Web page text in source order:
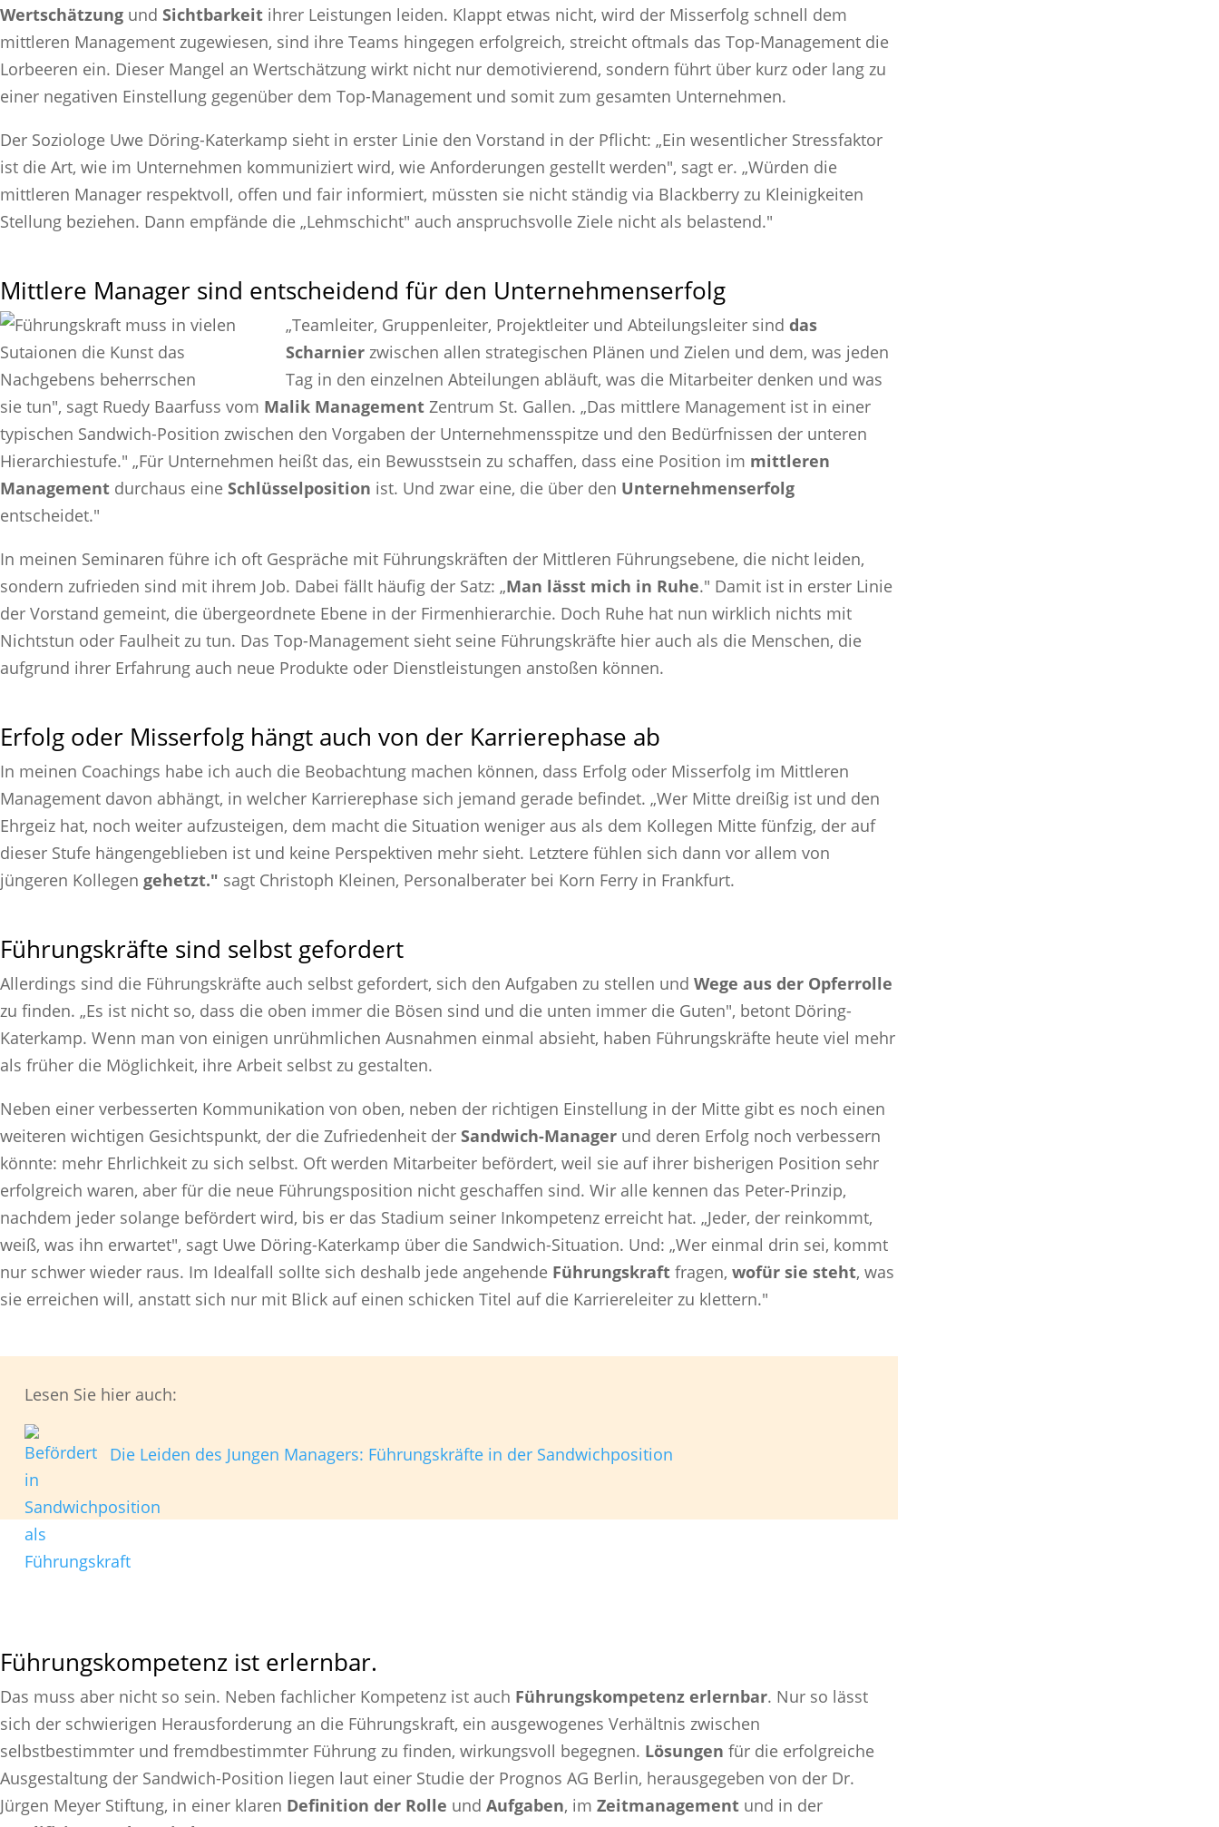
Wertschätzung und Sichtbarkeit ihrer Leistungen leiden. Klappt etwas nicht, wird der Misserfolg schnell dem
mittleren Management zugewiesen, sind ihre Teams hingegen erfolgreich, streicht oftmals das Top-Management die
Lorbeeren ein. Dieser Mangel an Wertschätzung wirkt nicht nur demotivierend, sondern führt über kurz oder lang zu
einer negativen Einstellung gegenüber dem Top-Management und somit zum gesamten Unternehmen.
Der Soziologe Uwe Döring-Katerkamp sieht in erster Linie den Vorstand in der Pflicht: „Ein wesentlicher Stressfaktor
ist die Art, wie im Unternehmen kommuniziert wird, wie Anforderungen gestellt werden", sagt er. „Würden die
mittleren Manager respektvoll, offen und fair informiert, müssten sie nicht ständig via Blackberry zu Kleinigkeiten
Stellung beziehen. Dann empfände die „Lehmschicht" auch anspruchsvolle Ziele nicht als belastend."
Mittlere Manager sind entscheidend für den Unternehmenserfolg
„Teamleiter, Gruppenleiter, Projektleiter und Abteilungsleiter sind das
Scharnier zwischen allen strategischen Plänen und Zielen und dem, was jeden
Tag in den einzelnen Abteilungen abläuft, was die Mitarbeiter denken und was
sie tun", sagt Ruedy Baarfuss vom Malik Management Zentrum St. Gallen. „Das mittlere Management ist in einer
typischen Sandwich-Position zwischen den Vorgaben der Unternehmensspitze und den Bedürfnissen der unteren
Hierarchiestufe." „Für Unternehmen heißt das, ein Bewusstsein zu schaffen, dass eine Position im mittleren
Management durchaus eine Schlüsselposition ist. Und zwar eine, die über den Unternehmenserfolg
entscheidet."
In meinen Seminaren führe ich oft Gespräche mit Führungskräften der Mittleren Führungsebene, die nicht leiden,
sondern zufrieden sind mit ihrem Job. Dabei fällt häufig der Satz: „Man lässt mich in Ruhe." Damit ist in erster Linie
der Vorstand gemeint, die übergeordnete Ebene in der Firmenhierarchie. Doch Ruhe hat nun wirklich nichts mit
Nichtstun oder Faulheit zu tun. Das Top-Management sieht seine Führungskräfte hier auch als die Menschen, die
aufgrund ihrer Erfahrung auch neue Produkte oder Dienstleistungen anstoßen können.
Erfolg oder Misserfolg hängt auch von der Karrierephase ab
In meinen Coachings habe ich auch die Beobachtung machen können, dass Erfolg oder Misserfolg im Mittleren
Management davon abhängt, in welcher Karrierephase sich jemand gerade befindet. „Wer Mitte dreißig ist und den
Ehrgeiz hat, noch weiter aufzusteigen, dem macht die Situation weniger aus als dem Kollegen Mitte fünfzig, der auf
dieser Stufe hängengeblieben ist und keine Perspektiven mehr sieht. Letztere fühlen sich dann vor allem von
jüngeren Kollegen gehetzt." sagt Christoph Kleinen, Personalberater bei Korn Ferry in Frankfurt.
Führungskräfte sind selbst gefordert
Allerdings sind die Führungskräfte auch selbst gefordert, sich den Aufgaben zu stellen und Wege aus der Opferrolle
zu finden. „Es ist nicht so, dass die oben immer die Bösen sind und die unten immer die Guten", betont Döring-
Katerkamp. Wenn man von einigen unrühmlichen Ausnahmen einmal absieht, haben Führungskräfte heute viel mehr
als früher die Möglichkeit, ihre Arbeit selbst zu gestalten.
Neben einer verbesserten Kommunikation von oben, neben der richtigen Einstellung in der Mitte gibt es noch einen
weiteren wichtigen Gesichtspunkt, der die Zufriedenheit der Sandwich-Manager und deren Erfolg noch verbessern
könnte: mehr Ehrlichkeit zu sich selbst. Oft werden Mitarbeiter befördert, weil sie auf ihrer bisherigen Position sehr
erfolgreich waren, aber für die neue Führungsposition nicht geschaffen sind. Wir alle kennen das Peter-Prinzip,
nachdem jeder solange befördert wird, bis er das Stadium seiner Inkompetenz erreicht hat. „Jeder, der reinkommt,
weiß, was ihn erwartet", sagt Uwe Döring-Katerkamp über die Sandwich-Situation. Und: „Wer einmal drin sei, kommt
nur schwer wieder raus. Im Idealfall sollte sich deshalb jede angehende Führungskraft fragen, wofür sie steht, was
sie erreichen will, anstatt sich nur mit Blick auf einen schicken Titel auf die Karriereleiter zu klettern."
Lesen Sie hier auch:
Die Leiden des Jungen Managers: Führungskräfte in der Sandwichposition
Führungskompetenz ist erlernbar.
Das muss aber nicht so sein. Neben fachlicher Kompetenz ist auch Führungskompetenz erlernbar. Nur so lässt
sich der schwierigen Herausforderung an die Führungskraft, ein ausgewogenes Verhältnis zwischen
selbstbestimmter und fremdbestimmter Führung zu finden, wirkungsvoll begegnen. Lösungen für die erfolgreiche
Ausgestaltung der Sandwich-Position liegen laut einer Studie der Prognos AG Berlin, herausgegeben von der Dr.
Jürgen Meyer Stiftung, in einer klaren Definition der Rolle und Aufgaben, im Zeitmanagement und in der